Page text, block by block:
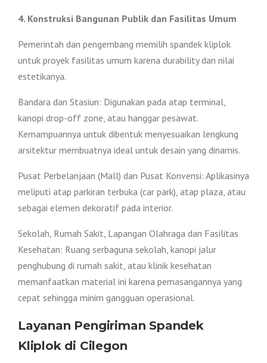
4. Konstruksi Bangunan Publik dan Fasilitas Umum
Pemerintah dan pengembang memilih spandek kliplok
untuk proyek fasilitas umum karena durability dan nilai
estetikanya.
Bandara dan Stasiun: Digunakan pada atap terminal,
kanopi drop-off zone, atau hanggar pesawat.
Kemampuannya untuk dibentuk menyesuaikan lengkung
arsitektur membuatnya ideal untuk desain yang dinamis.
Pusat Perbelanjaan (Mall) dan Pusat Konvensi: Aplikasinya
meliputi atap parkiran terbuka (car park), atap plaza, atau
sebagai elemen dekoratif pada interior.
Sekolah, Rumah Sakit, Lapangan Olahraga dan Fasilitas
Kesehatan: Ruang serbaguna sekolah, kanopi jalur
penghubung di rumah sakit, atau klinik kesehatan
memanfaatkan material ini karena pemasangannya yang
cepat sehingga minim gangguan operasional.
Layanan Pengiriman Spandek
Kliplok di Cilegon